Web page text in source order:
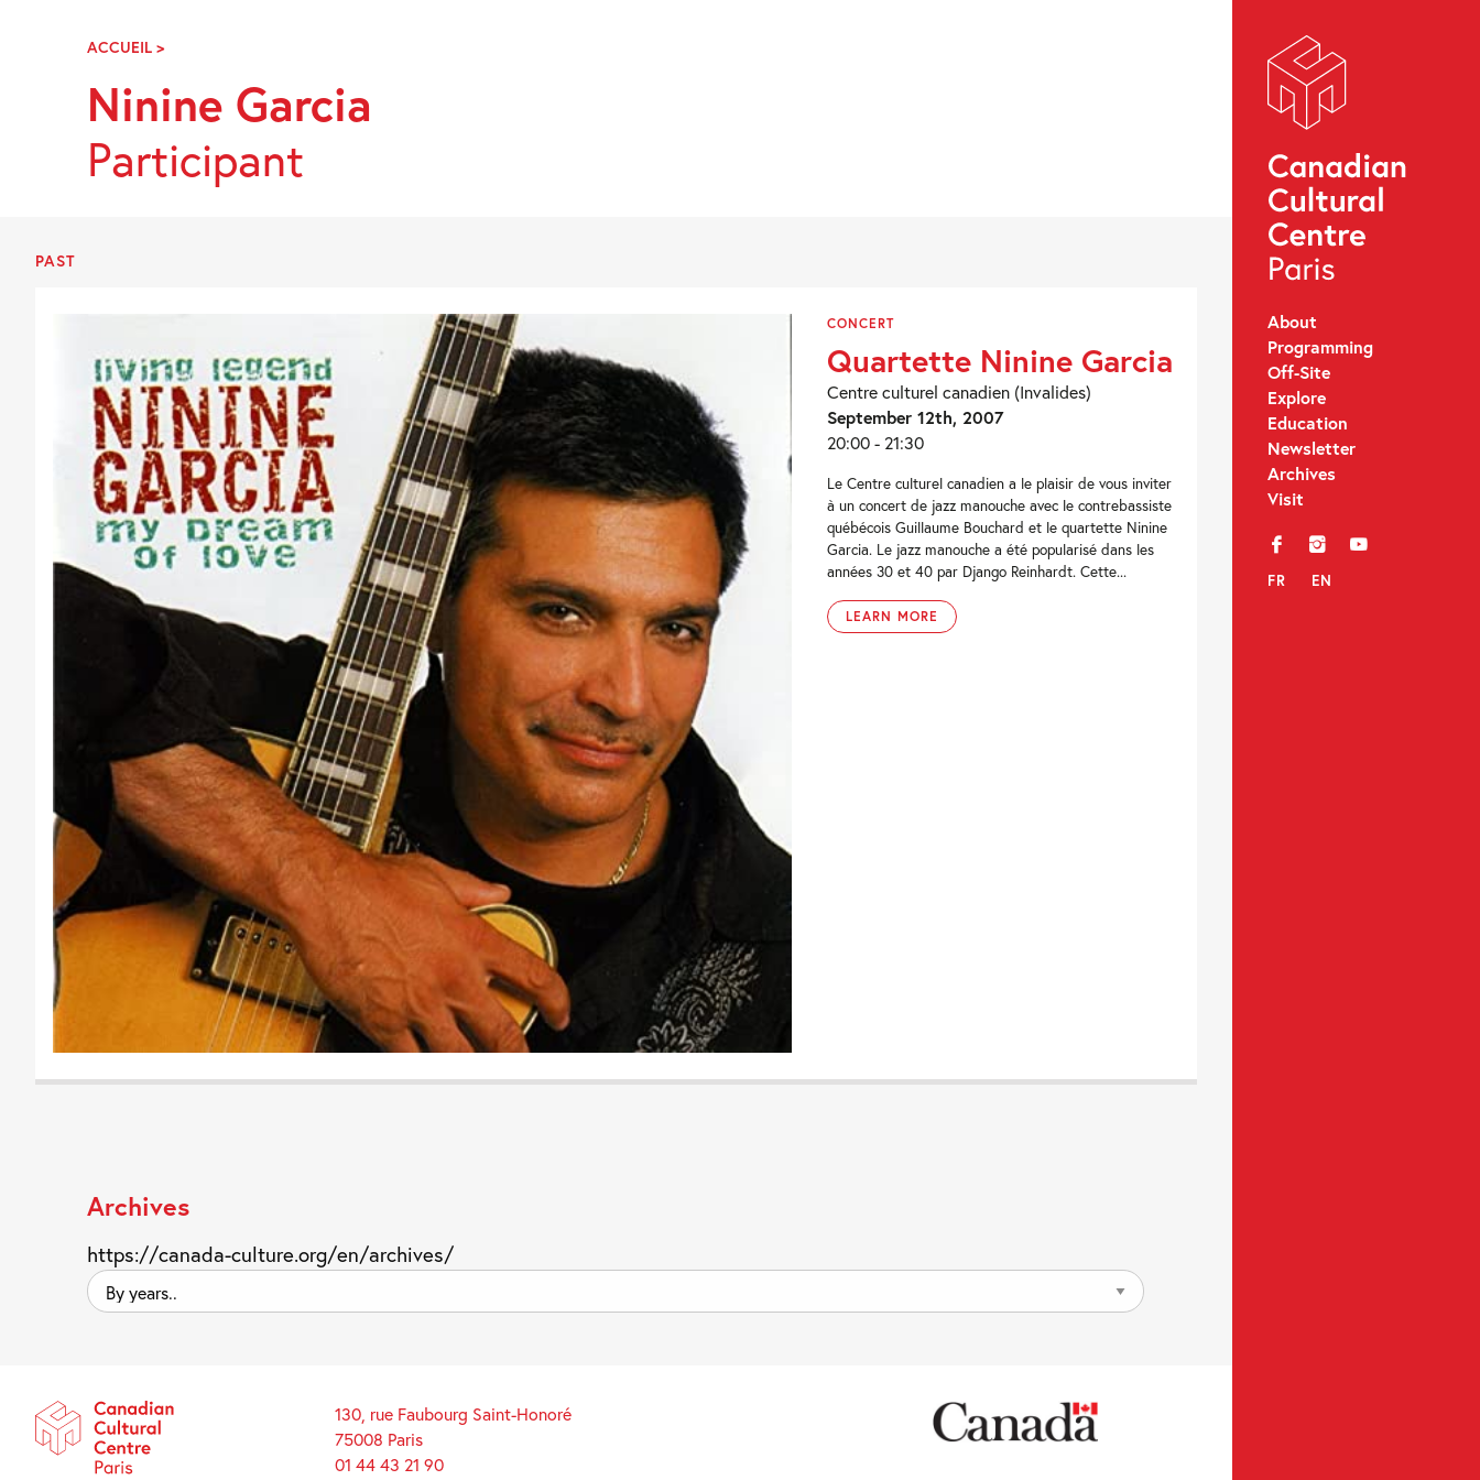
Navigation
About
Programming
Off-Site
Explore
Education
Newsletter
Archives
Visit
f i y
FR EN
ACCUEIL >NININE
Ninine Garcia
Participant
PAST
CONCERT
Quartette Ninine Garcia
Centre culturel canadien (Invalides)
September 12th, 2007
20:00 - 21:30
Le Centre culturel canadien a le plaisir de vous inviter
à un concert de jazz manouche avec le contrebassiste
québécois Guillaume Bouchard et le quartette Ninine
Garcia. Le jazz manouche a été popularisé dans les
années 30 et 40 par Django Reinhardt. Cette...
LEARN MORE
Archives
https://canada-culture.org/en/archives/
By
years..
130, rue Faubourg Saint-Honoré
75008 Paris
01 44 43 21 90